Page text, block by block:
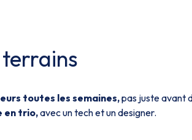
terrains
toutes les semaines,pas juste avant
en trio,avec un tech et un designer.